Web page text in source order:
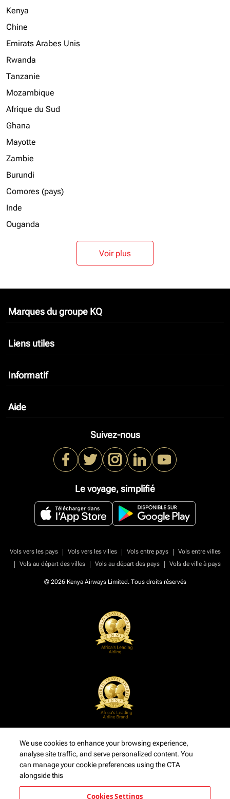
Kenya
Chine
Emirats Arabes Unis
Rwanda
Tanzanie
Mozambique
Afrique du Sud
Ghana
Mayotte
Zambie
Burundi
Comores (pays)
Inde
Ouganda
Voir plus
Marques du groupe KQ
keyboard_arrow_down
Liens utiles
keyboard_arrow_down
Informatif
keyboard_arrow_down
Aide
keyboard_arrow_down
Suivez-nous
Le voyage, simplifié
Vols vers les pays | Vols vers les villes | Vols entre pays |
Vols entre villes
|
Vols au départ des villes | Vols au départ des pays | Vols de ville à pays
© 2026 Kenya Airways Limited. Tous droits réservés
We use cookies to enhance your browsing experience,
analyse site traffic, and serve personalized content. You
can manage your cookie preferences using the CTA
alongside this
Cookies Settings